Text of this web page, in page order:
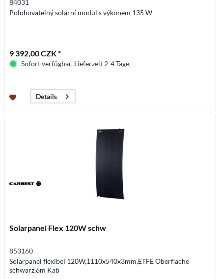
84031
Polohovatelný solární modul s výkonem 135 W
9 392,00 CZK *
Sofort verfügbar. Lieferzeit 2-4 Tage.
Details
Solarpanel Flex 120W schw
853160
Solarpanel flexibel 120W,1110x540x3mm,ETFE Oberfläche
schwarz,6m Kab